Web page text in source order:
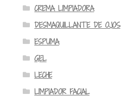
CREMA LIMPIADORA
DESMAQUILLANTE DE OJOS
ESPUMA
GEL
LECHE
LIMPIADOR FACIAL